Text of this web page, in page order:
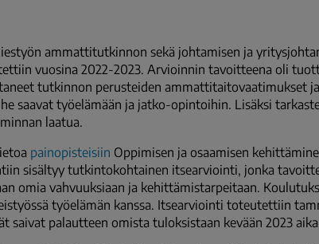
ammattitutkinnon sekä johtamisen ja
vuosina 2022-2023. Arvioinnin tavoitteena oli
tutkinnon perusteiden ammattitaitovaatimukset ja
saavat työelämään ja jatko-opintoihin. Lisäksi
laatua.
painopisteisiin Oppimisen ja osaamisen
sisältyy tutkintokohtainen itsearviointi, jonka
omia vahvuuksiaan ja kehittämistarpeitaan.
työelämän kanssa. Itsearviointi toteutettiin
saivat palautteen omista tuloksistaan kevään 2023